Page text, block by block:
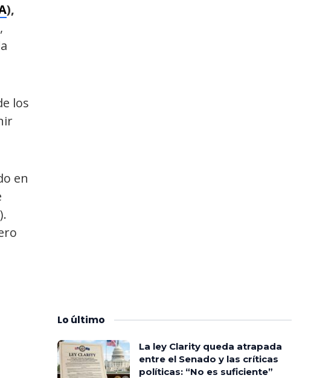
),
los
en
Lo último
La ley Clarity queda atrapada
entre el Senado y las críticas
políticas: “No es suficiente”